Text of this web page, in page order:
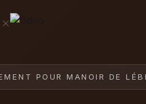
×
POUR MANOIR DE